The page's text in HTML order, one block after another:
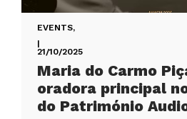
EVENTS,
|
21/10/2025
Maria do Carmo
oradora principal
do Património